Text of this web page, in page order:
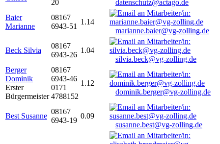
20
datenschutz@actago.de
Baier
Marianne
08167
6943-51
1.14
marianne.baier@vg-zolling.de
Beck Silvia
08167
6943-26
1.04
silvia.beck@vg-zolling.de
Berger
Dominik
Erster
Bürgermeister
08167
6943-46
0171
4788152
1.12
dominik.berger@vg-zolling.de
Best Susanne
08167
6943-19
0.09
susanne.best@vg-zolling.de